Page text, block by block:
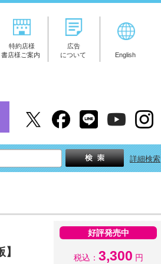
特約店様
書店様ご案内
広告
について
English
詳細検索
好評発売中
税込： 3,300 円